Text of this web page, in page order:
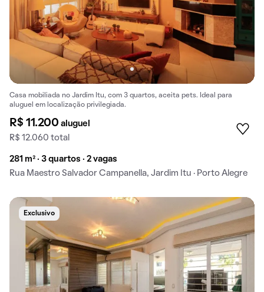
Casa mobiliada no Jardim Itu, com 3 quartos, aceita pets. Ideal para
aluguel em localização privilegiada.
R$ 11.200aluguel
R$ 12.060 total
281 m² · 3 quartos · 2 vagas
Rua Maestro Salvador Campanella, Jardim Itu · Porto Alegre
Exclusivo